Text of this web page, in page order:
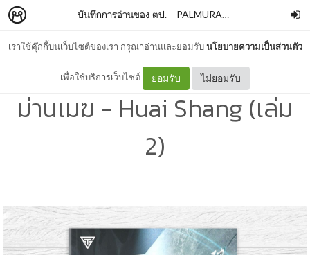
เราใช้คุ๊กกี้บนเว็บไซต์ของเรา กรุณาอ่านและยอมรับนโยบายความเป็นส่วนตัว
เพื่อใช้บริการเว็บไซต์ ยอมรับ ไม่ยอมรับ
บันทึกการอ่านของ ตป. – PALMURARY
[YAOI/BL] อาชญากรรมรักใน
ม่านเมฆ - Huai Shang (เล่ม
2)